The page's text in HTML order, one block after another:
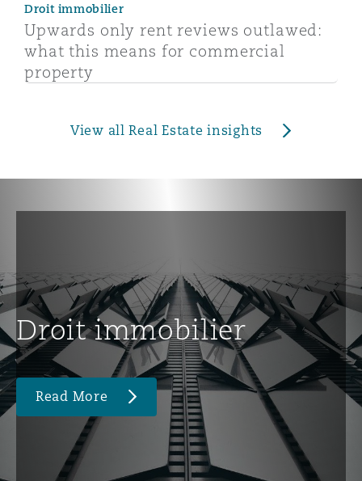
Droit immobilier
Upwards only rent reviews outlawed:
what this means for commercial
property
View all Real Estate insights
Droit immobilier
Read More